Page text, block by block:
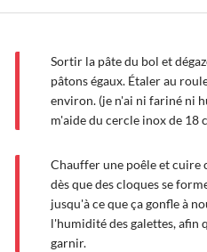
Sortir la pâte du bol et
pâtons égaux. Étaler au
environ. (je n'ai ni fariné ni
m'aide du cercle inox de 18
Chauffer une poêle et cuire
dès que des cloques se
jusqu'à ce que ça gonfle à
l'humidité des galettes, afin
garnir.